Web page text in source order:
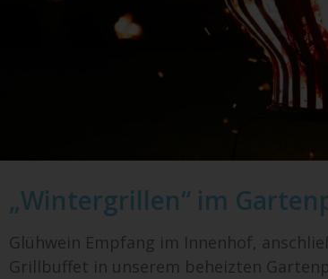
„Wintergrillen“ im
Glühwein Empfang im Innenhof,
Grillbuffet in unserem beheizten